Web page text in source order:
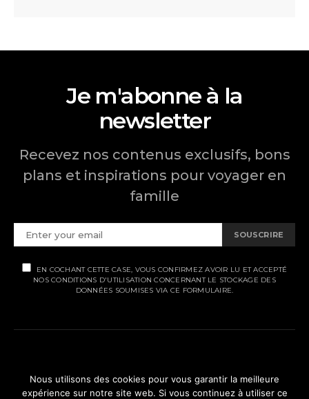
Je m'abonne à la
newsletter
Recevez nos contenus exclusifs, bons
plans et inspirations pour voyager en
famille
SOUSCRIRE
EN COCHANT CETTE CASE, VOUS CONFIRMEZ AVOIR LU ET ACCEPTÉ
NOS CONDITIONS D'UTILISATION CONCERNANT LE STOCKAGE DES
DONNÉES SOUMISES VIA CE FORMULAIRE.
MENTIONS LÉGALES
POLITIQUE DE CONFIDENTIALITÉ
Nous utilisons des cookies pour vous garantir la meilleure
expérience sur notre site web. Si vous continuez à utiliser ce